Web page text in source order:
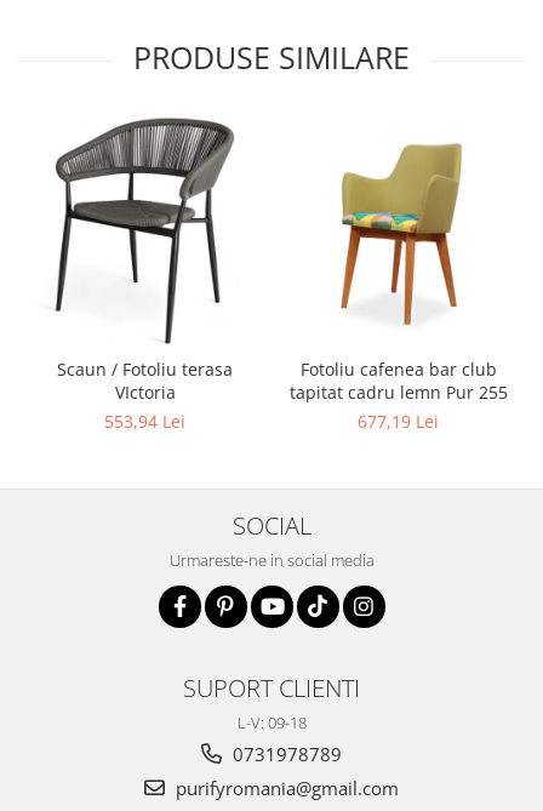
PRODUSE SIMILARE
Scaun / Fotoliu terasa
VIctoria
553,94 Lei
Fotoliu cafenea bar club
tapitat cadru lemn Pur 255
677,19 Lei
SOCIAL
Urmareste-ne in social media
SUPORT CLIENTI
L-V: 09-18
0731978789
purifyromania@gmail.com